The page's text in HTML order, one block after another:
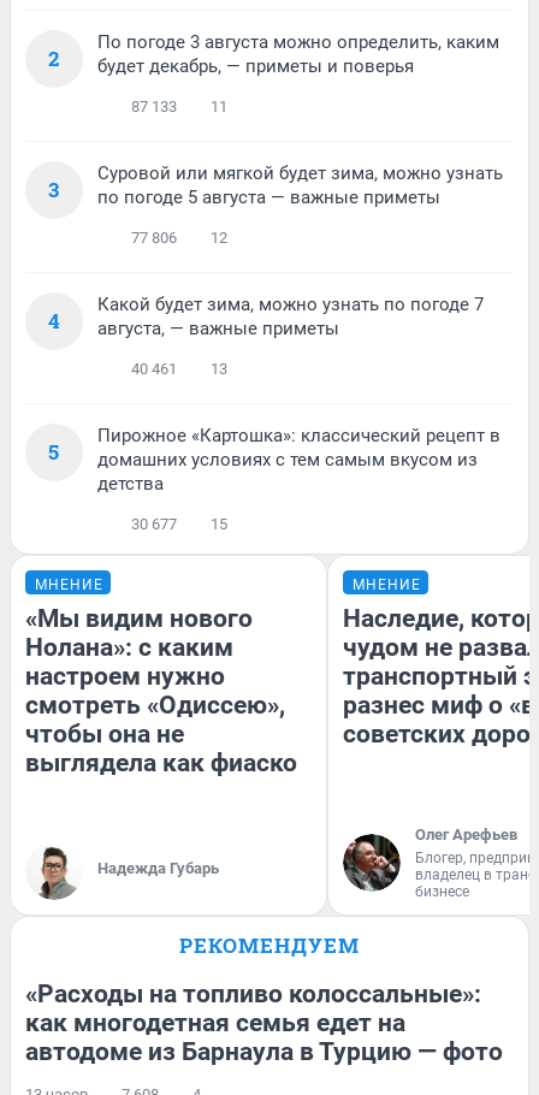
2
По погоде 3 августа можно определить, каким
будет декабрь, — приметы и поверья
87 133 11
3
Суровой или мягкой будет зима, можно узнать
по погоде 5 августа — важные приметы
77 806 12
4
Какой будет зима, можно узнать по погоде 7
августа, — важные приметы
40 461 13
5
Пирожное «Картошка»: классический рецепт в
домашних условиях с тем самым вкусом из
детства
30 677 15
МНЕНИЕ
«Мы видим нового
Нолана»: с каким
настроем нужно
смотреть «Одиссею»,
чтобы она не
выглядела как фиаско
Надежда Губарь
МНЕНИЕ
Наследие,
чудом не
транспортный
разнес миф о
советских
Олег Арефьев
Блогер,
владелец в
бизнесе
РЕКОМЕНДУЕМ
«Расходы на топливо колоссальные»:
как многодетная семья едет на
автодоме из Барнаула в Турцию — фото